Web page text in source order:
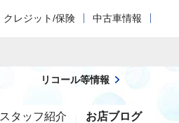
クレジット/保険 中古車情報
スタッフ紹介 お店ブログ
リコール等情報